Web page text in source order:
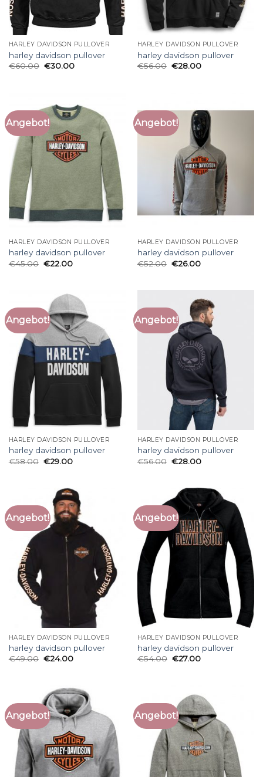
HARLEY DAVIDSON PULLOVER
harley davidson pullover
€60.00 €30.00
HARLEY DAVIDSON PULLOVER
harley davidson pullover
€56.00 €28.00
Angebot!
HARLEY DAVIDSON PULLOVER
harley davidson pullover
€45.00 €22.00
Angebot!
HARLEY DAVIDSON PULLOVER
harley davidson pullover
€52.00 €26.00
Angebot!
HARLEY DAVIDSON PULLOVER
harley davidson pullover
€58.00 €29.00
Angebot!
HARLEY DAVIDSON PULLOVER
harley davidson pullover
€56.00 €28.00
Angebot!
HARLEY DAVIDSON PULLOVER
harley davidson pullover
€49.00 €24.00
Angebot!
HARLEY DAVIDSON PULLOVER
harley davidson pullover
€54.00 €27.00
Angebot! Angebot!